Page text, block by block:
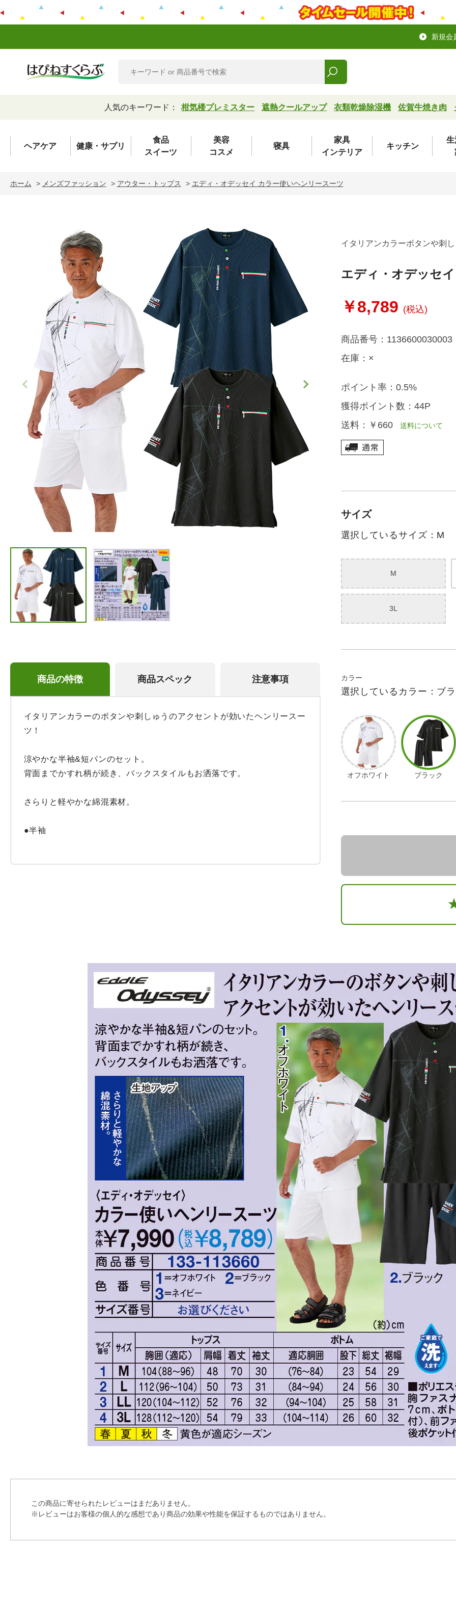
新規会
人気のキーワード： 柑気楼プレミスター 遮熱クールアップ 衣類乾燥除湿機 佐賀牛焼き肉
ヘアケア 健康・サプリ
食品
スイーツ
美容
コスメ
寝具
家具
インテリア
キッチン
生
ホーム > メンズファッション > アウター・トップス > エディ・オデッセイ カラー使いヘンリースーツ
商品の特徴 商品スペック 注意事項
イタリアンカラーのボタンや刺しゅうのアクセントが効いたヘンリースー
ツ！
涼やかな半袖&短パンのセット。
背面までかすれ柄が続き、バックスタイルもお洒落です。
さらりと軽やかな綿混素材。
●半袖
イタリアンカラーボタンや刺
エディ・オデッセ
￥8,789 (税込)
商品番号： 1136600030003
在庫： ×
ポイント率： 0.5%
獲得ポイント数： 44P
送料： ￥660送料について
サイズ
選択しているサイズ：M
M
3L
カラー
選択しているカラー：ブ
オフホワイト ブラック
この商品に寄せられたレビューはまだありません。
※レビューはお客様の個人的な感想であり商品の効果や性能を保証するものではありません。